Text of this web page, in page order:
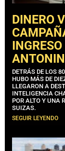
DINERO
DETRÁS DE LOS
HUBO MÁS DE
LLEGARON A
INTELIGENCIA
POR ALTO Y UNA
SUIZAS.
SEGUIR LEYENDO